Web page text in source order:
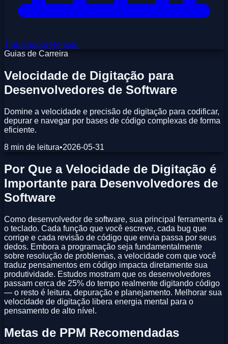
Trabalhador Remoto
Guias de Carreira
Velocidade de Digitação para
Desenvolvedores de Software
Domine a velocidade e precisão de digitação para codificar,
depurar e navegar por bases de código complexas de forma
eficiente.
8 min de leitura•2026-05-31
Por Que a Velocidade de Digitação é
Importante para Desenvolvedores de
Software
Como desenvolvedor de software, sua principal ferramenta é
o teclado. Cada função que você escreve, cada bug que
corrige e cada revisão de código que envia passa por seus
dedos. Embora a programação seja fundamentalmente
sobre resolução de problemas, a velocidade com que você
traduz pensamentos em código impacta diretamente sua
produtividade. Estudos mostram que os desenvolvedores
passam cerca de 25% do tempo realmente digitando código
— o resto é leitura, depuração e planejamento. Melhorar sua
velocidade de digitação libera energia mental para o
pensamento de alto nível.
Metas de PPM Recomendadas